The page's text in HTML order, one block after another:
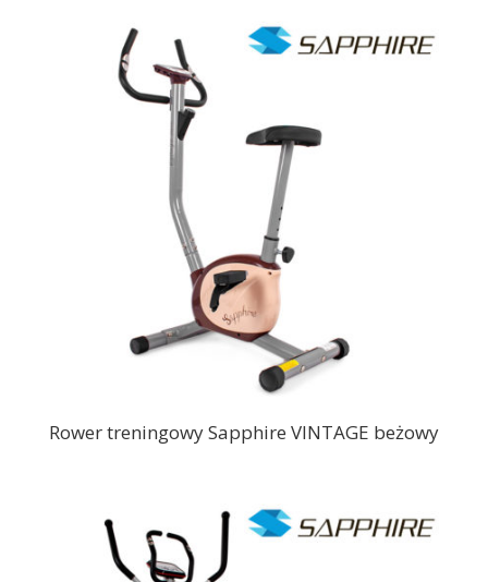
Rower treningowy Sapphire VINTAGE beżowy